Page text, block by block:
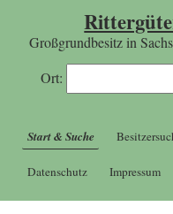
Großgrundbesitz in
Ort:
Start & Suche
Datenschutz Impressum